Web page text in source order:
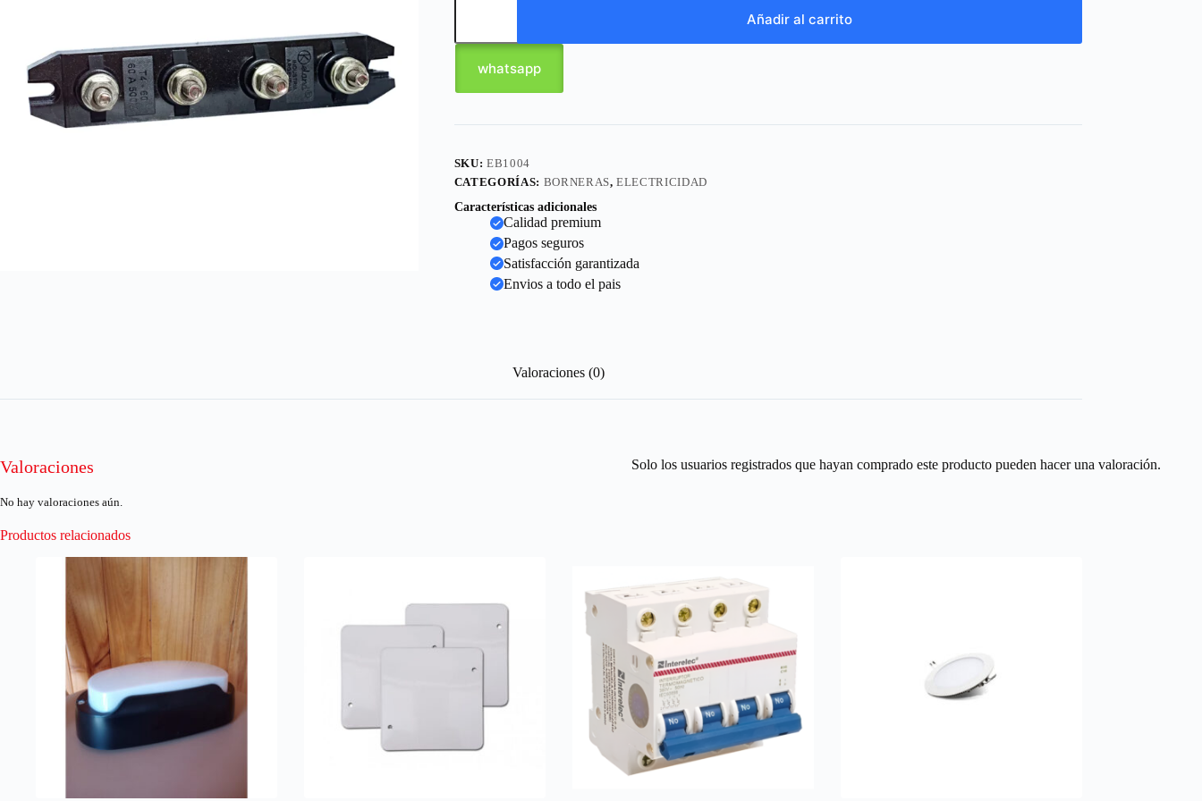
Añadir al carrito
whatsapp
SKU:EB1004
CATEGORÍAS: BORNERAS,ELECTRICIDAD
Características adicionales
Calidad premium
Pagos seguros
Satisfacción garantizada
Envios a todo el pais
Valoraciones (0)
Valoraciones
No hay valoraciones aún.
Solo los usuarios registrados que hayan comprado este producto pueden hacer una valoración.
Productos relacionados